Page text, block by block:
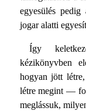
egyesülés pedig
jogar alatti
Így
kézikönyvben
hogyan jött
létre megint —
meglássuk,